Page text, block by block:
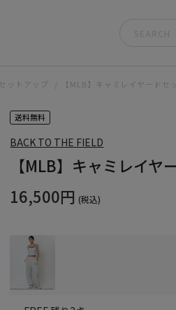
セットアップ 【MLB】キャミレイヤードセ
送料無料
BACK TO THE FIELD
【MLB】キャミレイヤ
16,500円 (税込)